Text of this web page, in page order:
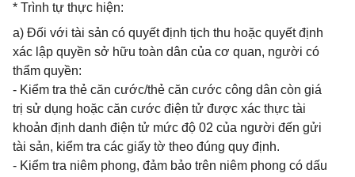
* Trình tự thực hiện:
a) Đối với tài sản có quyết định tịch thu hoặc quyết định
xác lập quyền sở hữu toàn dân của cơ quan, người có
thẩm quyền:
- Kiểm tra thẻ căn cước/thẻ căn cước công dân còn giá
trị sử dụng hoặc căn cước điện tử được xác thực tài
khoản định danh điện tử mức độ 02 của người đến gửi
tài sản, kiểm tra các giấy tờ theo đúng quy định.
- Kiểm tra niêm phong, đảm bảo trên niêm phong có dấu